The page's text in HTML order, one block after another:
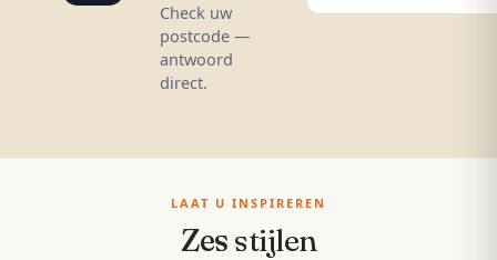
Check uw
postcode —
antwoord
direct.
LAAT U INSPIREREN
Zes stijlen